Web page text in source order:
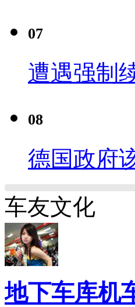
07
遭遇强制
08
德国政府
车友文化
地下车库机